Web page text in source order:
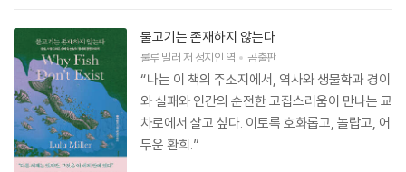
픈 작품이다.
물고기는 존재하지 않는다
룰루 밀러저 정지인 역 곰출판
“나는 이 책의 주소지에서, 역사와 생물학과 경이
와 실패와 인간의 순전한 고집스러움이 만나는 교
차로에서 살고 싶다. 이토록 호화롭고, 놀랍고, 어
두운 환희.”